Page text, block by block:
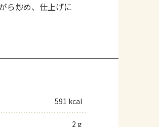
ら炒め、仕上げに
591 kcal
2 g